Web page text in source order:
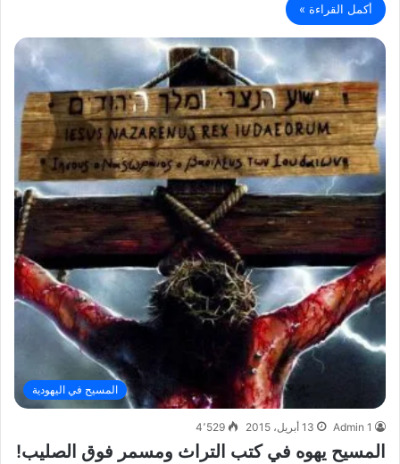
أكمل القراءة »
المسيح في اليهودية
Admin 1 13 أبريل، 2015 4٬529
المسيح يهوه في كتب التراث ومسمر فوق الصليب!